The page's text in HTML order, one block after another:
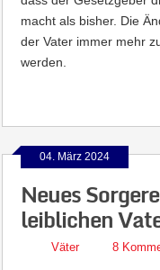
macht als bisher. Die
der Vater immer mehr
werden.
04. März 2024
Neues
leiblichen
Väter 8